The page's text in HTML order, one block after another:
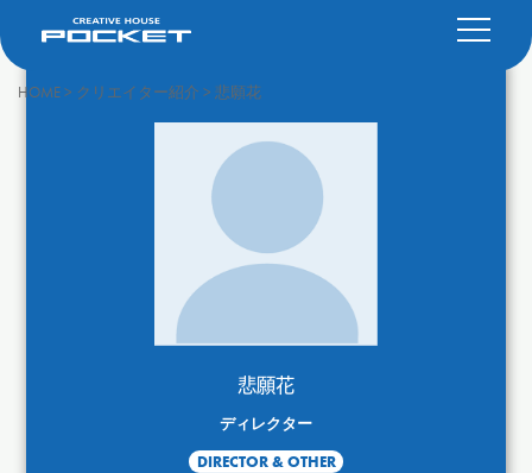
HOME> クリエイター紹介 > 悲願花
悲願花
ディレクター
DIRECTOR & OTHER